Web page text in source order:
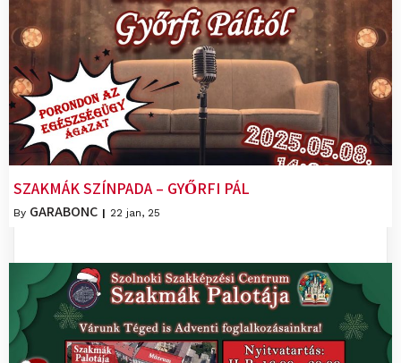
SZAKMÁK SZÍNPADA – GYŐRFI PÁL
By GARABONC | 22 jan, 25